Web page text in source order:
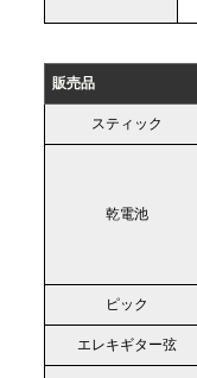
販売品
スティック
乾電池
ピック
エレキギター弦